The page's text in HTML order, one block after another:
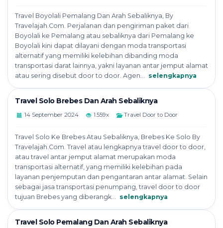
Travel Boyolali Pemalang Dan Arah Sebaliknya, By
Travelajah.Com. Perjalanan dan pengiriman paket dari
Boyolali ke Pemalang atau sebaliknya dari Pemalang ke
Boyolali kini dapat dilayani dengan moda transportasi
alternatif yang memiliki kelebihan dibanding moda
transportasi darat lainnya, yakni layanan antar jemput alamat
atau sering disebut door to door. Agen... selengkapnya
Travel Solo Brebes Dan Arah Sebaliknya
14 September 2024 1.559x Travel Door to Door
Travel Solo Ke Brebes Atau Sebaliknya, Brebes Ke Solo By
Travelajah.Com. Travel atau lengkapnya travel door to door,
atau travel antar jemput alamat merupakan moda
transportasi alternatif, yang memiliki kelebihan pada
layanan penjemputan dan pengantaran antar alamat. Selain
sebagai jasa transportasi penumpang, travel door to door
tujuan Brebes yang diberangk... selengkapnya
Travel Solo Pemalang Dan Arah Sebaliknya